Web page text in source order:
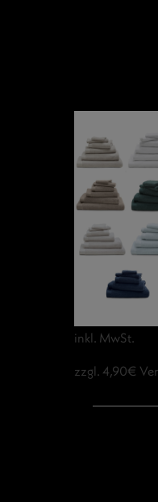
inkl. MwSt.
zzgl. 4,90€